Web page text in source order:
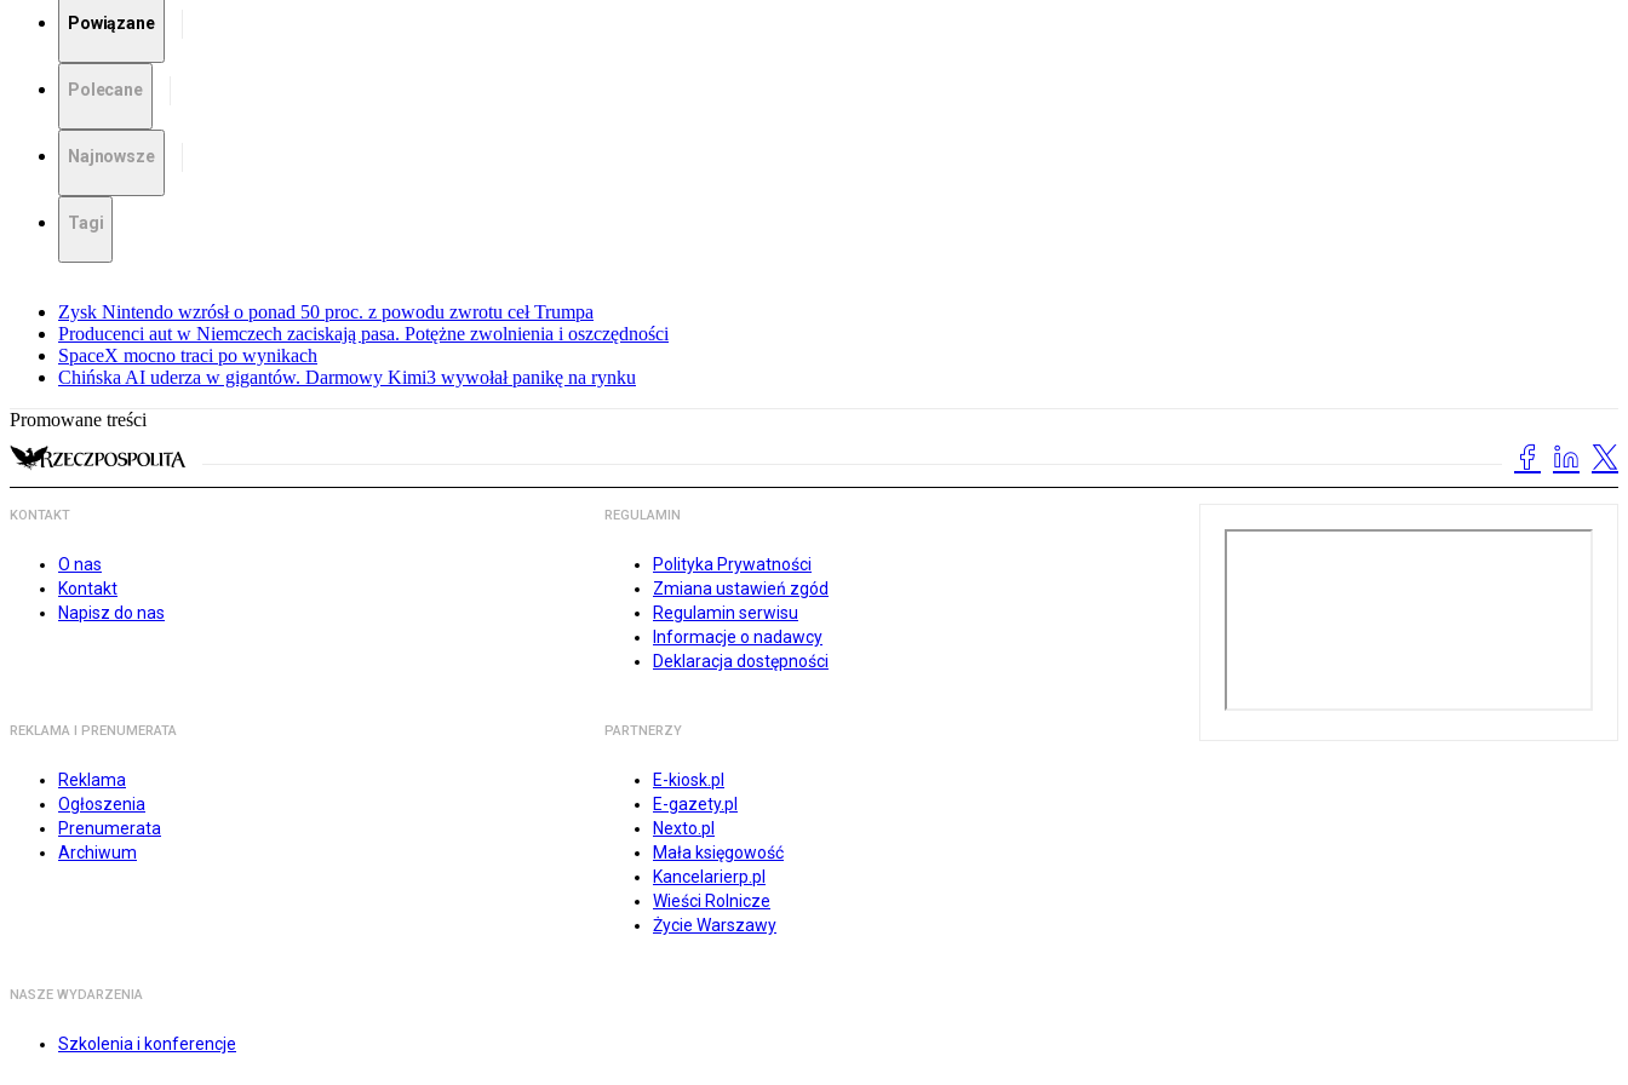
Powiązane
Polecane
Najnowsze
Tagi
Zysk Nintendo wzrósł o ponad 50 proc. z powodu zwrotu ceł Trumpa
Producenci aut w Niemczech zaciskają pasa. Potężne zwolnienia i oszczędności
SpaceX mocno traci po wynikach
Chińska AI uderza w gigantów. Darmowy Kimi3 wywołał panikę na rynku
Promowane treści
KONTAKT
O nas
Kontakt
Napisz do nas
REGULAMIN
Polityka Prywatności
Zmiana ustawień zgód
Regulamin serwisu
Informacje o nadawcy
Deklaracja dostępności
REKLAMA I PRENUMERATA
Reklama
Ogłoszenia
Prenumerata
Archiwum
PARTNERZY
E-kiosk.pl
E-gazety.pl
Nexto.pl
Mała księgowość
Kancelarierp.pl
Wieści Rolnicze
Życie Warszawy
NASZE WYDARZENIA
Szkolenia i konferencje